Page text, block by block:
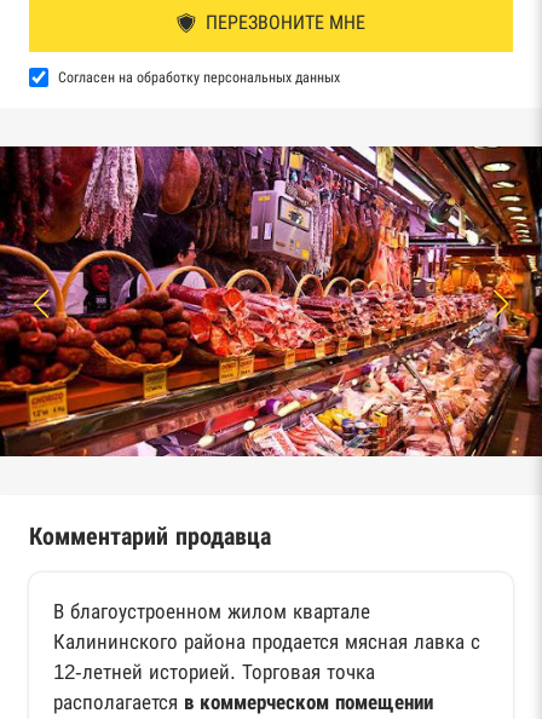
ПЕРЕЗВОНИТЕ МНЕ
Согласен на обработку персональных данных
Комментарий продавца
В благоустроенном жилом квартале
Калининского района продается мясная лавка с
12-летней историей. Торговая точка
располагается в коммерческом помещении